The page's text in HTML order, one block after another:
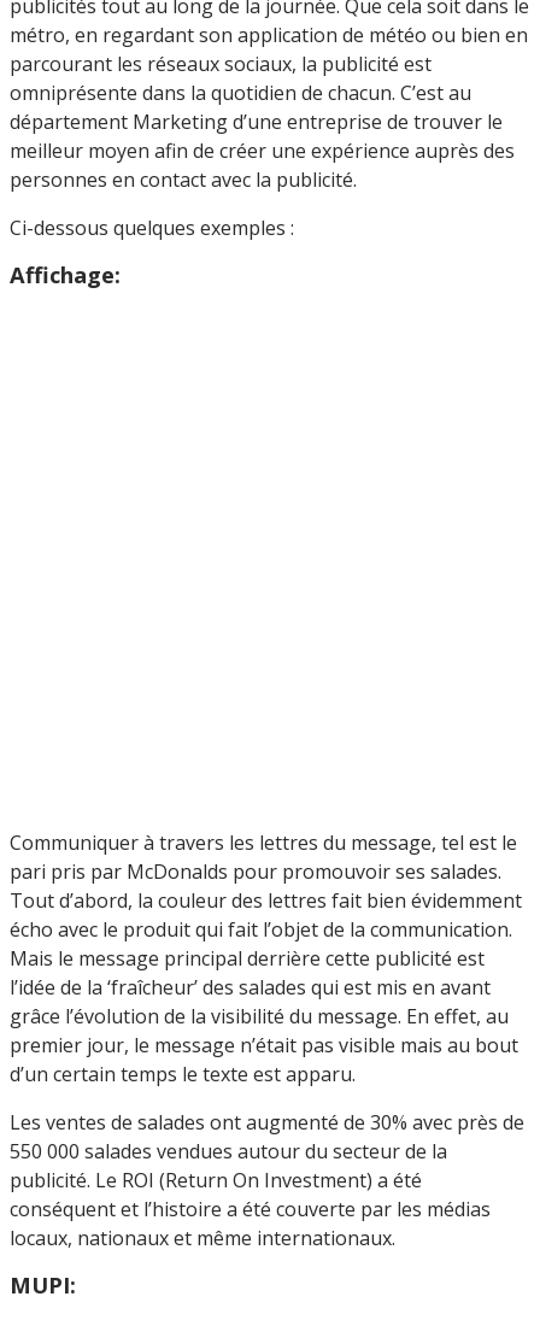
publicités tout au long de la journée. Que cela soit dans le
métro, en regardant son application de météo ou bien en
parcourant les réseaux sociaux, la publicité est
omniprésente dans la quotidien de chacun. C’est au
département Marketing d’une entreprise de trouver le
meilleur moyen afin de créer une expérience auprès des
personnes en contact avec la publicité.
Ci-dessous quelques exemples :
Affichage:
Communiquer à travers les lettres du message, tel est le
pari pris par McDonalds pour promouvoir ses salades.
Tout d’abord, la couleur des lettres fait bien évidemment
écho avec le produit qui fait l’objet de la communication.
Mais le message principal derrière cette publicité est
l’idée de la ‘fraîcheur’ des salades qui est mis en avant
grâce l’évolution de la visibilité du message. En effet, au
premier jour, le message n’était pas visible mais au bout
d’un certain temps le texte est apparu.
Les ventes de salades ont augmenté de 30% avec près de
550 000 salades vendues autour du secteur de la
publicité. Le ROI (Return On Investment) a été
conséquent et l’histoire a été couverte par les médias
locaux, nationaux et même internationaux.
MUPI: